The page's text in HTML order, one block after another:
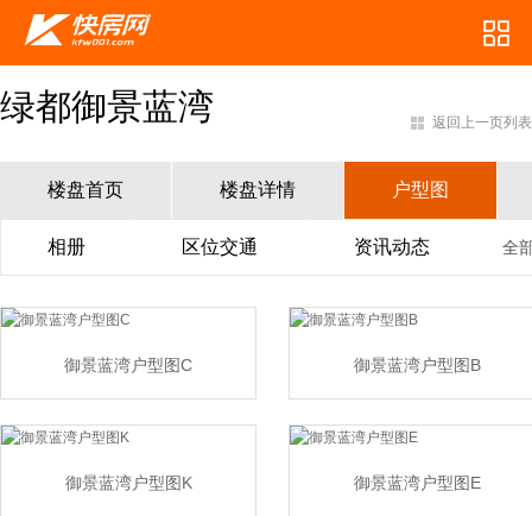
绿都御景蓝湾 返回上一页列表
楼盘首页 楼盘详情 户型图
相册 区位交通 资讯动态 全
御景蓝湾户型图C 御景蓝湾户型图B
御景蓝湾户型图K 御景蓝湾户型图E